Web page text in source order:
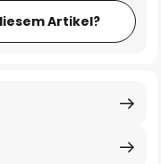
Artikel?